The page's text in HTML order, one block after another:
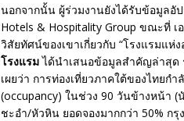
นอกจากนั้น ผู้ร่วมงานยังได้รับข้อมูลอัป
Hotels & Hospitality Group ขณะที่ เอ
วิสัยทัศน์ของเขาเกี่ยวกับ “โรงแรมแห่
โรงแรมได้นำเสนอข้อมูลสำคัญล่าสุด
เผยว่า การท่องเที่ยวภาคใต้ของไทยก
(occupancy) ในช่วง 90 วันข้างหน้า
ชะอำ/หัวหิน ยอดจองมากกว่า 50% ก